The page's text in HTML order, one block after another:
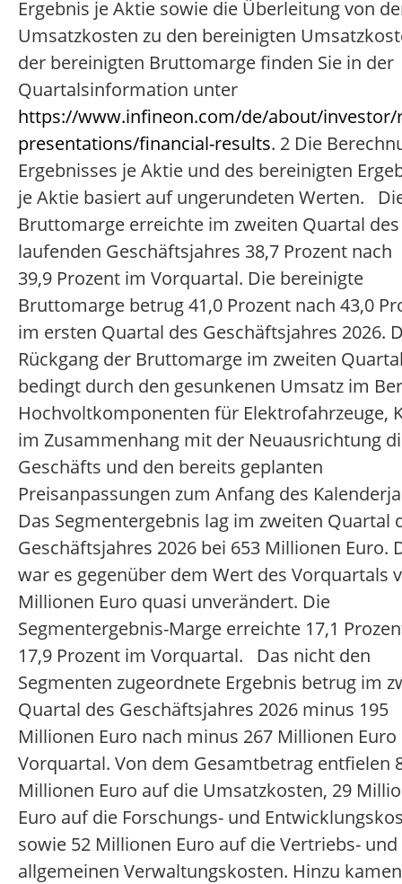
Ergebnis je Aktie sowie die Überleitung von
Umsatzkosten zu den bereinigten
der bereinigten Bruttomarge finden Sie in der
Quartalsinformation unter
https://www.infineon.com/de/about/investor/
presentations/financial-results. 2 Die
Ergebnisses je Aktie und des bereinigten
je Aktie basiert auf ungerundeten Werten.
Bruttomarge erreichte im zweiten Quartal des
laufenden Geschäftsjahres 38,7 Prozent nach
39,9 Prozent im Vorquartal. Die bereinigte
Bruttomarge betrug 41,0 Prozent nach 43,0
im ersten Quartal des Geschäftsjahres 2026.
Rückgang der Bruttomarge im zweiten
bedingt durch den gesunkenen Umsatz im
Hochvoltkomponenten für Elektrofahrzeuge,
im Zusammenhang mit der Neuausrichtung
Geschäfts und den bereits geplanten
Preisanpassungen zum Anfang des
Das Segmentergebnis lag im zweiten Quartal
Geschäftsjahres 2026 bei 653 Millionen Euro.
war es gegenüber dem Wert des Vorquartals
Millionen Euro quasi unverändert. Die
Segmentergebnis-Marge erreichte 17,1
17,9 Prozent im Vorquartal. Das nicht den
Segmenten zugeordnete Ergebnis betrug im
Quartal des Geschäftsjahres 2026 minus 195
Millionen Euro nach minus 267 Millionen
Vorquartal. Von dem Gesamtbetrag entfielen
Millionen Euro auf die Umsatzkosten, 29
Euro auf die Forschungs- und
sowie 52 Millionen Euro auf die Vertriebs- und
allgemeinen Verwaltungskosten. Hinzu kamen